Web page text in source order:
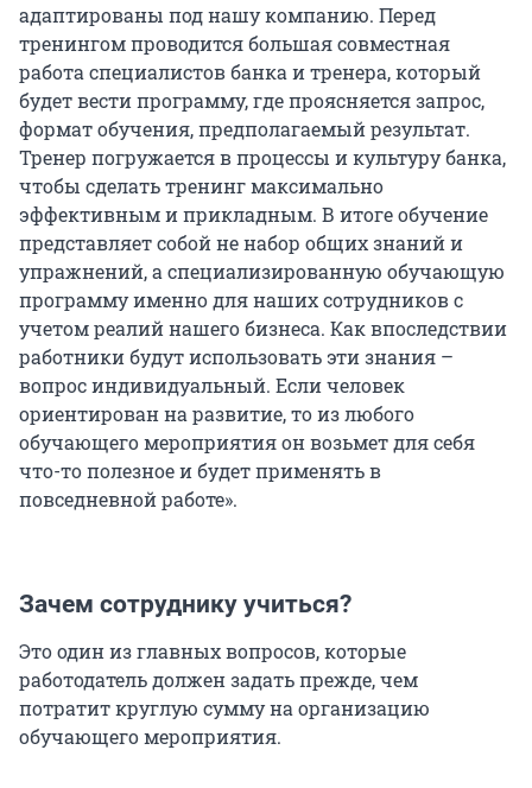
адаптированы под нашу компанию. Перед
тренингом проводится большая совместная
работа специалистов банка и тренера, который
будет вести программу, где проясняется запрос,
формат обучения, предполагаемый результат.
Тренер погружается в процессы и культуру банка,
чтобы сделать тренинг максимально
эффективным и прикладным. В итоге обучение
представляет собой не набор общих знаний и
упражнений, а специализированную обучающую
программу именно для наших сотрудников с
учетом реалий нашего бизнеса. Как впоследствии
работники будут использовать эти знания –
вопрос индивидуальный. Если человек
ориентирован на развитие, то из любого
обучающего мероприятия он возьмет для себя
что-то полезное и будет применять в
повседневной работе».
Зачем сотруднику учиться?
Это один из главных вопросов, которые
работодатель должен задать прежде, чем
потратит круглую сумму на организацию
обучающего мероприятия.